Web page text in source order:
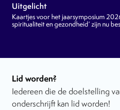
Uitgelicht
Kaartjes voor het jaarsymposium
spiritualiteit en gezondheid’ zijn nu
Lid worden?
Iedereen die de doelstelling
onderschrijft kan lid worden!